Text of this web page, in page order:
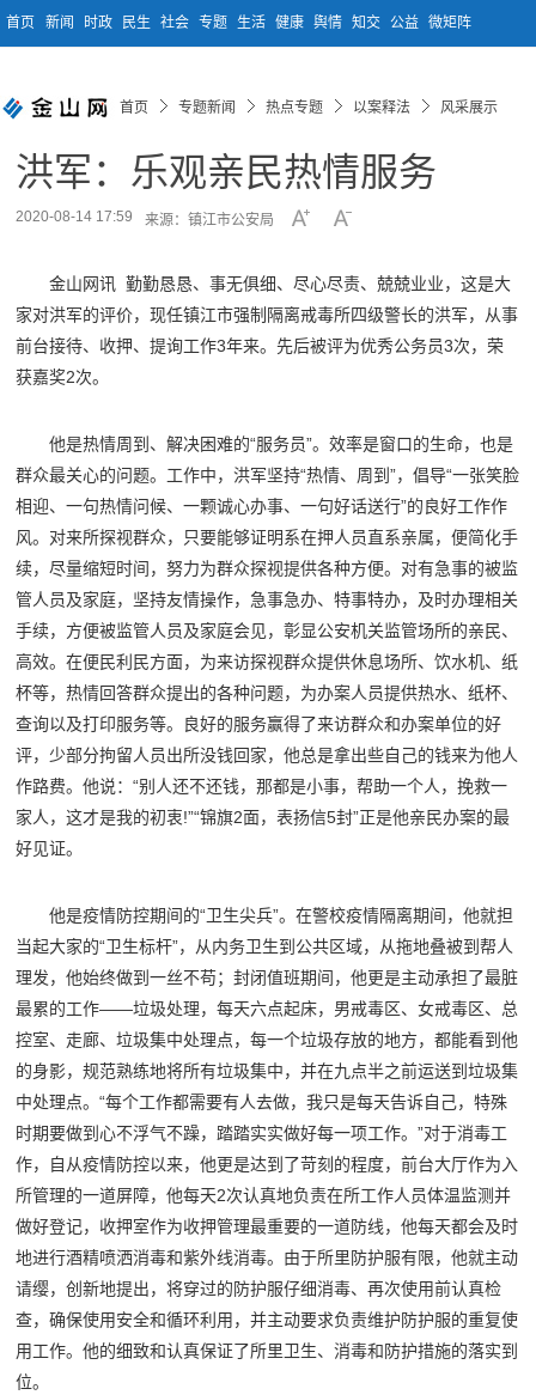
首页 新闻 时政 民生 社会 专题 生活 健康 舆情 知交 公益 微矩阵
首页 专题新闻 热点专题 以案释法 风采展示
洪军：乐观亲民热情服务
2020-08-14 17:59 来源：镇江市公安局
金山网讯 勤勤恳恳、事无俱细、尽心尽责、兢兢业业，这是大
家对洪军的评价，现任镇江市强制隔离戒毒所四级警长的洪军，从事
前台接待、收押、提询工作3年来。先后被评为优秀公务员3次，荣
获嘉奖2次。
他是热情周到、解决困难的“服务员”。效率是窗口的生命，也是
群众最关心的问题。工作中，洪军坚持“热情、周到”，倡导“一张笑脸
相迎、一句热情问候、一颗诚心办事、一句好话送行”的良好工作作
风。对来所探视群众，只要能够证明系在押人员直系亲属，便简化手
续，尽量缩短时间，努力为群众探视提供各种方便。对有急事的被监
管人员及家庭，坚持友情操作，急事急办、特事特办，及时办理相关
手续，方便被监管人员及家庭会见，彰显公安机关监管场所的亲民、
高效。在便民利民方面，为来访探视群众提供休息场所、饮水机、纸
杯等，热情回答群众提出的各种问题，为办案人员提供热水、纸杯、
查询以及打印服务等。良好的服务赢得了来访群众和办案单位的好
评，少部分拘留人员出所没钱回家，他总是拿出些自己的钱来为他人
作路费。他说：“别人还不还钱，那都是小事，帮助一个人，挽救一
家人，这才是我的初衷!”“锦旗2面，表扬信5封”正是他亲民办案的最
好见证。
他是疫情防控期间的“卫生尖兵”。在警校疫情隔离期间，他就担
当起大家的“卫生标杆”，从内务卫生到公共区域，从拖地叠被到帮人
理发，他始终做到一丝不苟；封闭值班期间，他更是主动承担了最脏
最累的工作——垃圾处理，每天六点起床，男戒毒区、女戒毒区、总
控室、走廊、垃圾集中处理点，每一个垃圾存放的地方，都能看到他
的身影，规范熟练地将所有垃圾集中，并在九点半之前运送到垃圾集
中处理点。“每个工作都需要有人去做，我只是每天告诉自己，特殊
时期要做到心不浮气不躁，踏踏实实做好每一项工作。”对于消毒工
作，自从疫情防控以来，他更是达到了苛刻的程度，前台大厅作为入
所管理的一道屏障，他每天2次认真地负责在所工作人员体温监测并
做好登记，收押室作为收押管理最重要的一道防线，他每天都会及时
地进行酒精喷洒消毒和紫外线消毒。由于所里防护服有限，他就主动
请缨，创新地提出，将穿过的防护服仔细消毒、再次使用前认真检
查，确保使用安全和循环利用，并主动要求负责维护防护服的重复使
用工作。他的细致和认真保证了所里卫生、消毒和防护措施的落实到
位。